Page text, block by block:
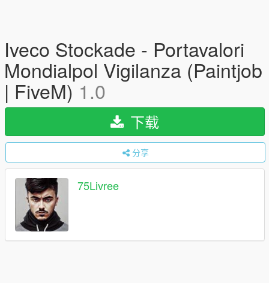
Iveco Stockade - Portavalori
Mondialpol Vigilanza (Paintjob
| FiveM)1.0
下载
分享
75Livree